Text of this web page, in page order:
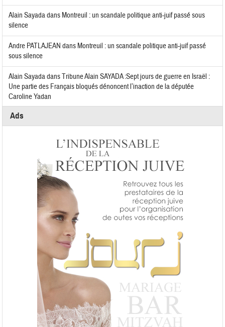
Alain Sayadadans Montreuil : un scandale politique anti-juif passé sous
silence
Andre PATLAJEAN dans Montreuil : un scandale politique anti-juif passé
sous silence
Alain SayadadansTribune Alain SAYADA :Sept jours de guerre en Israël :
Une partie des Français bloqués dénoncent l’inaction de la députée
Caroline Yadan
Ads